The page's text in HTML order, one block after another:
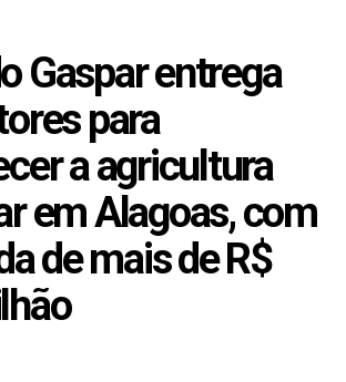
Gaspar entrega
para
a agricultura
em Alagoas, com
de mais de R$